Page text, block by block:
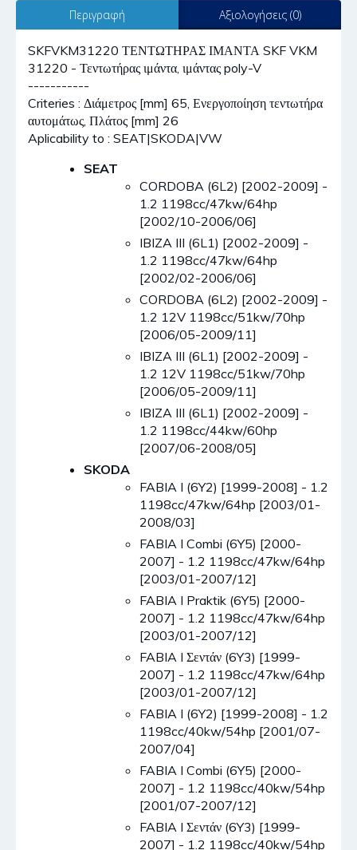
Περιγραφή Αξιολογήσεις (0)
SKFVKM31220 ΤΕΝΤΩΤΗΡΑΣ ΙΜΑΝΤΑ SKF VKM
31220 - Τεντωτήρας ιμάντα, ιμάντας poly-V
-----------
Criteries : Διάμετρος [mm] 65, Ενεργοποίηση τεντωτήρα
αυτομάτως, Πλάτος [mm] 26
Aplicability to : SEAT|SKODA|VW
SEAT
CORDOBA (6L2) [2002-2009] -
1.2 1198cc/47kw/64hp
[2002/10-2006/06]
IBIZA III (6L1) [2002-2009] -
1.2 1198cc/47kw/64hp
[2002/02-2006/06]
CORDOBA (6L2) [2002-2009] -
1.2 12V 1198cc/51kw/70hp
[2006/05-2009/11]
IBIZA III (6L1) [2002-2009] -
1.2 12V 1198cc/51kw/70hp
[2006/05-2009/11]
IBIZA III (6L1) [2002-2009] -
1.2 1198cc/44kw/60hp
[2007/06-2008/05]
SKODA
FABIA I (6Y2) [1999-2008] - 1.2
1198cc/47kw/64hp [2003/01-
2008/03]
FABIA I Combi (6Y5) [2000-
2007] - 1.2 1198cc/47kw/64hp
[2003/01-2007/12]
FABIA I Praktik (6Y5) [2000-
2007] - 1.2 1198cc/47kw/64hp
[2003/01-2007/12]
FABIA I Σεντάν (6Y3) [1999-
2007] - 1.2 1198cc/47kw/64hp
[2003/01-2007/12]
FABIA I (6Y2) [1999-2008] - 1.2
1198cc/40kw/54hp [2001/07-
2007/04]
FABIA I Combi (6Y5) [2000-
2007] - 1.2 1198cc/40kw/54hp
[2001/07-2007/12]
FABIA I Σεντάν (6Y3) [1999-
2007] - 1.2 1198cc/40kw/54hp